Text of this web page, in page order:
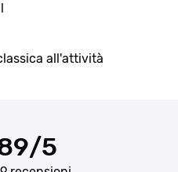
all'attività
/5